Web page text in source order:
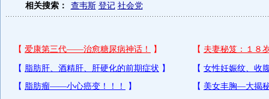
相关搜索： 查韦斯 登记 社会党